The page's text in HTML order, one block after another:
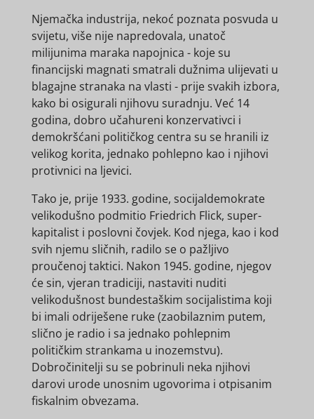
Njemačka industrija, nekoć poznata posvuda u
svijetu, više nije napredovala, unatoč
milijunima maraka napojnica - koje su
financijski magnati smatrali dužnima ulijevati u
blagajne stranaka na vlasti - prije svakih izbora,
kako bi osigurali njihovu suradnju. Već 14
godina, dobro učahureni konzervativci i
demokršćani političkog centra su se hranili iz
velikog korita, jednako pohlepno kao i njihovi
protivnici na ljevici.
Tako je, prije 1933. godine, socijaldemokrate
velikodušno podmitio Friedrich Flick, super-
kapitalist i poslovni čovjek. Kod njega, kao i kod
svih njemu sličnih, radilo se o pažljivo
proučenoj taktici. Nakon 1945. godine, njegov
će sin, vjeran tradiciji, nastaviti nuditi
velikodušnost bundestaškim socijalistima koji
bi imali odriješene ruke (zaobilaznim putem,
slično je radio i sa jednako pohlepnim
političkim strankama u inozemstvu).
Dobročinitelji su se pobrinuli neka njihovi
darovi urode unosnim ugovorima i otpisanim
fiskalnim obvezama.